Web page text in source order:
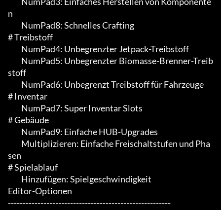
n
# Treibstoff
stoff
# Inventar
# Gebäude
sen
# Spielablauf
Editor-Optionen
-------------------------------------------------------